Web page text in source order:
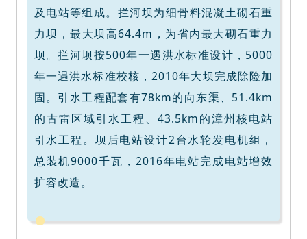
及电站等组成。拦河坝为细骨料混凝土砌石重
力坝，最大坝高64.4m，为省内最大砌石重力
坝。拦河坝按500年一遇洪水标准设计，5000
年一遇洪水标准校核，2010年大坝完成除险加
固。引水工程配套有78km的向东渠、51.4km
的古雷区域引水工程、43.5km的漳州核电站
引水工程。坝后电站设计2台水轮发电机组，
总装机9000千瓦，2016年电站完成电站增效
扩容改造。